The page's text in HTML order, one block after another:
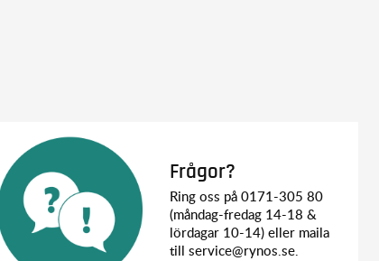
Frågor?
Ring oss på 0171-305 80
(måndag-fredag 14-18 &
lördagar 10-14) eller maila
till service@rynos.se.